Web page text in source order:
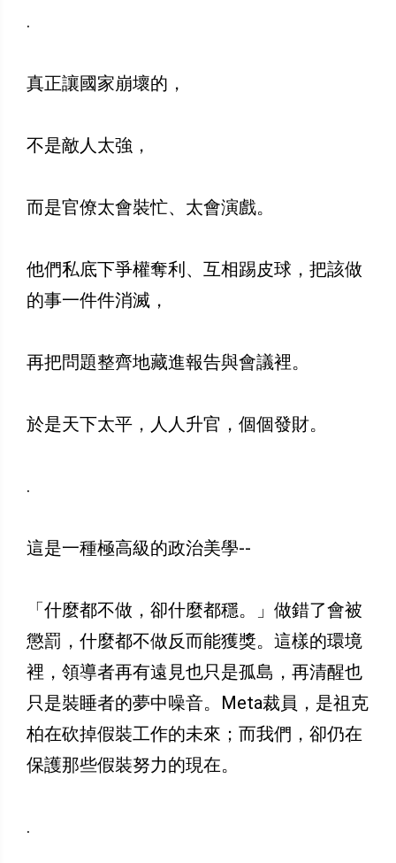
.
真正讓國家崩壞的，
不是敵人太強，
而是官僚太會裝忙、太會演戲。
他們私底下爭權奪利、互相踢皮球，把該做
的事一件件消滅，
再把問題整齊地藏進報告與會議裡。
於是天下太平，人人升官，個個發財。
.
這是一種極高級的政治美學--
「什麼都不做，卻什麼都穩。」做錯了會被
懲罰，什麼都不做反而能獲獎。這樣的環境
裡，領導者再有遠見也只是孤島，再清醒也
只是裝睡者的夢中噪音。Meta裁員，是祖克
柏在砍掉假裝工作的未來；而我們，卻仍在
保護那些假裝努力的現在。
.